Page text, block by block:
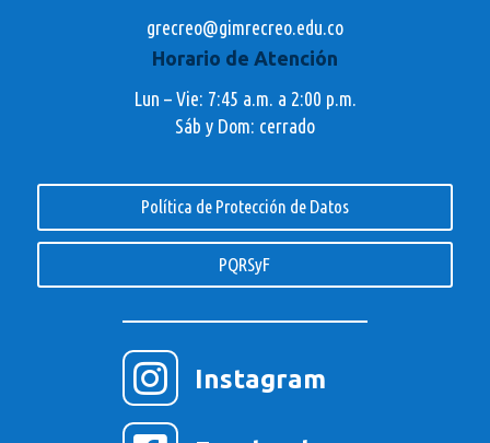
grecreo@gimrecreo.edu.co
Horario de Atención
Lun – Vie: 7:45 a.m. a 2:00 p.m.
Sáb y Dom: cerrado
Política de Protección de Datos
PQRSyF
 Instagram